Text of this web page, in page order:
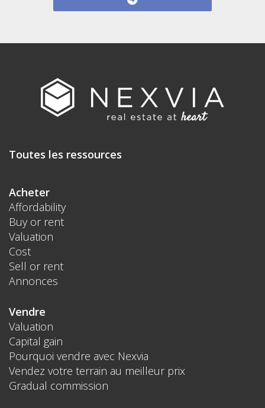
Toutes les ressources
Acheter
Affordability
Buy or rent
Valuation
Cost
Sell or rent
Annonces
Vendre
Valuation
Capital gain
Pourquoi vendre avec Nexvia
Vendez votre terrain au meilleur prix
Gradual commission